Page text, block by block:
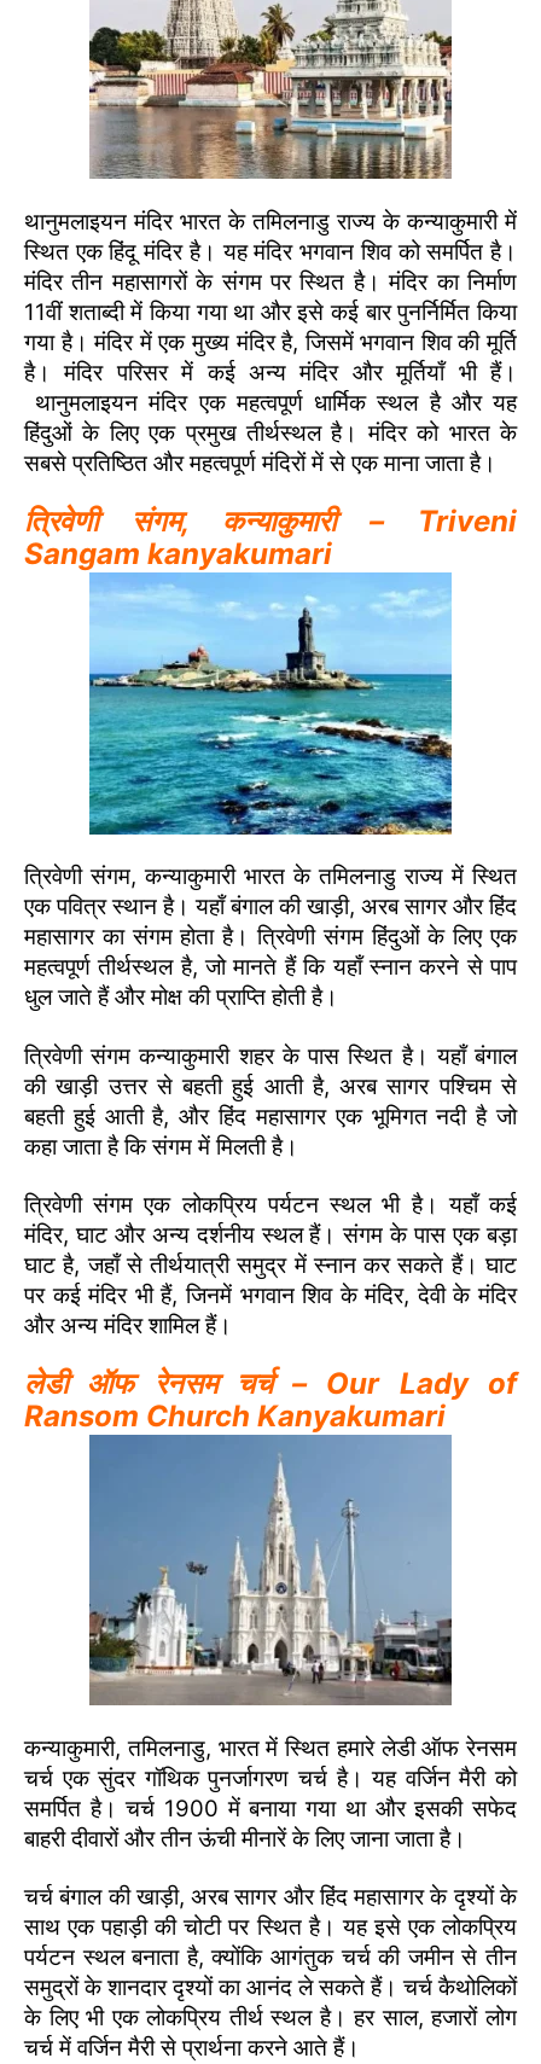
थानुमलाइयन मंदिर भारत के तमिलनाडु राज्य के कन्याकुमारी में
स्थित एक हिंदू मंदिर है। यह मंदिर भगवान शिव को समर्पित है।
मंदिर तीन महासागरों के संगम पर स्थित है। मंदिर का निर्माण
11वीं शताब्दी में किया गया था और इसे कई बार पुनर्निर्मित किया
गया है। मंदिर में एक मुख्य मंदिर है, जिसमें भगवान शिव की मूर्ति
है। मंदिर परिसर में कई अन्य मंदिर और मूर्तियाँ भी हैं।
थानुमलाइयन मंदिर एक महत्वपूर्ण धार्मिक स्थल है और यह
हिंदुओं के लिए एक प्रमुख तीर्थस्थल है। मंदिर को भारत के
सबसे प्रतिष्ठित और महत्वपूर्ण मंदिरों में से एक माना जाता है।
त्रिवेणी संगम, कन्याकुमारी – Triveni
Sangam kanyakumari
त्रिवेणी संगम, कन्याकुमारी भारत के तमिलनाडु राज्य में स्थित
एक पवित्र स्थान है। यहाँ बंगाल की खाड़ी, अरब सागर और हिंद
महासागर का संगम होता है। त्रिवेणी संगम हिंदुओं के लिए एक
महत्वपूर्ण तीर्थस्थल है, जो मानते हैं कि यहाँ स्नान करने से पाप
धुल जाते हैं और मोक्ष की प्राप्ति होती है।
त्रिवेणी संगम कन्याकुमारी शहर के पास स्थित है। यहाँ बंगाल
की खाड़ी उत्तर से बहती हुई आती है, अरब सागर पश्चिम से
बहती हुई आती है, और हिंद महासागर एक भूमिगत नदी है जो
कहा जाता है कि संगम में मिलती है।
त्रिवेणी संगम एक लोकप्रिय पर्यटन स्थल भी है। यहाँ कई
मंदिर, घाट और अन्य दर्शनीय स्थल हैं। संगम के पास एक बड़ा
घाट है, जहाँ से तीर्थयात्री समुद्र में स्नान कर सकते हैं। घाट
पर कई मंदिर भी हैं, जिनमें भगवान शिव के मंदिर, देवी के मंदिर
और अन्य मंदिर शामिल हैं।
लेडी ऑफ रेनसम चर्च – Our Lady of
Ransom Church Kanyakumari
कन्याकुमारी, तमिलनाडु, भारत में स्थित हमारे लेडी ऑफ रेनसम
चर्च एक सुंदर गॉथिक पुनर्जागरण चर्च है। यह वर्जिन मैरी को
समर्पित है। चर्च 1900 में बनाया गया था और इसकी सफेद
बाहरी दीवारों और तीन ऊंची मीनारें के लिए जाना जाता है।
चर्च बंगाल की खाड़ी, अरब सागर और हिंद महासागर के दृश्यों के
साथ एक पहाड़ी की चोटी पर स्थित है। यह इसे एक लोकप्रिय
पर्यटन स्थल बनाता है, क्योंकि आगंतुक चर्च की जमीन से तीन
समुद्रों के शानदार दृश्यों का आनंद ले सकते हैं। चर्च कैथोलिकों
के लिए भी एक लोकप्रिय तीर्थ स्थल है। हर साल, हजारों लोग
चर्च में वर्जिन मैरी से प्रार्थना करने आते हैं।